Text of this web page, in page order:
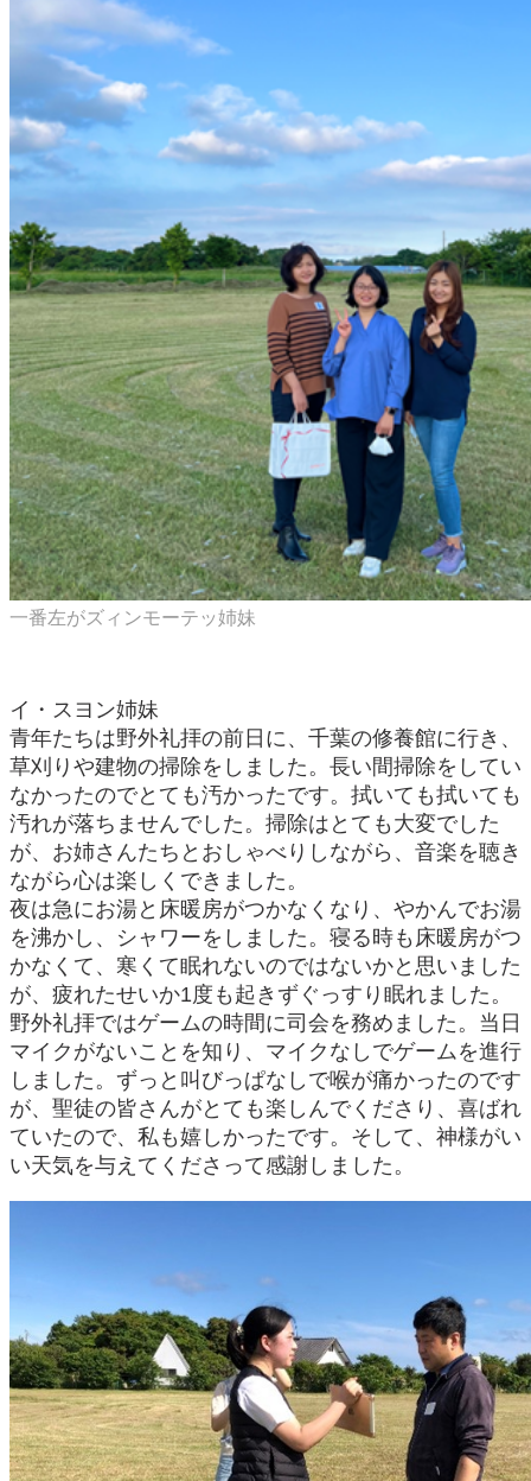
一番左がズィンモーテッ姉妹
イ・スヨン姉妹
青年たちは野外礼拝の前日に、千葉の修養館に行き、
草刈りや建物の掃除をしました。長い間掃除をしてい
なかったのでとても汚かったです。拭いても拭いても
汚れが落ちませんでした。掃除はとても大変でした
が、お姉さんたちとおしゃべりしながら、音楽を聴き
ながら心は楽しくできました。
夜は急にお湯と床暖房がつかなくなり、やかんでお湯
を沸かし、シャワーをしました。寝る時も床暖房がつ
かなくて、寒くて眠れないのではないかと思いました
が、疲れたせいか1度も起きずぐっすり眠れました。
野外礼拝ではゲームの時間に司会を務めました。当日
マイクがないことを知り、マイクなしでゲームを進行
しました。ずっと叫びっぱなしで喉が痛かったのです
が、聖徒の皆さんがとても楽しんでくださり、喜ばれ
ていたので、私も嬉しかったです。そして、神様がい
い天気を与えてくださって感謝しました。